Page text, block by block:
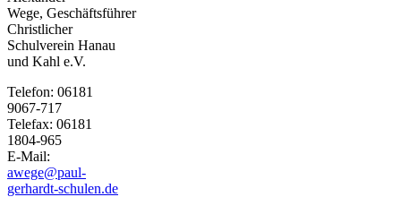
Wege, Geschäftsführer
Christlicher
Schulverein Hanau
und Kahl e.V.
Telefon: 06181
9067-717
Telefax: 06181
1804-965
E-Mail:
awege@paul-
gerhardt-schulen.de